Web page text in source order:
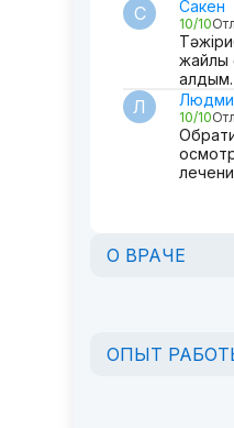
С Сакен
10/10
жайлы
Л
10/10
О ВРАЧЕ
ОПЫТ